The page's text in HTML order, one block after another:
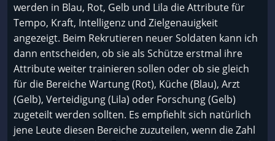
werden in Blau, Rot, Gelb und Lila die Attribute für
Tempo, Kraft, Intelligenz und Zielgenauigkeit
angezeigt. Beim Rekrutieren neuer Soldaten kann ich
dann entscheiden, ob sie als Schütze erstmal ihre
Attribute weiter trainieren sollen oder ob sie gleich
für die Bereiche Wartung (Rot), Küche (Blau), Arzt
(Gelb), Verteidigung (Lila) oder Forschung (Gelb)
zugeteilt werden sollten. Es empfiehlt sich natürlich
jene Leute diesen Bereiche zuzuteilen, wenn die Zahl